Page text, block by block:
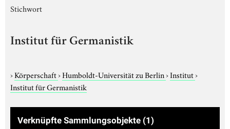
Stichwort
Institut für Germanistik
›Körperschaft›Humboldt-Universität zu Berlin›Institut›
Institut für Germanistik
Verknüpfte Sammlungsobjekte (1)